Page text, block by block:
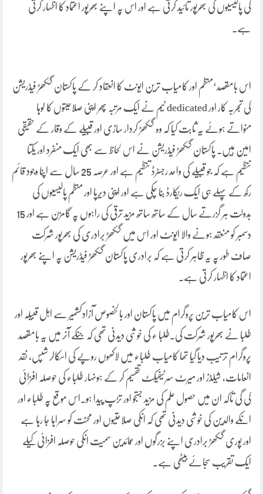
کی پالیسیوں کی بھرپور تائید کرتی ہے اور اس پہ اپنے بھرپور اعتماد کا اظہار کرتی
ہے۔
اس بامقصد‘منظم اور کامیاب ترین ایونٹ کا انعقاد کر کے پاکستان گکھڑ فیڈریشن
کی تجربہ کار اور dedicated ٹیم نے ایک مرتبہ پھر اپنی صلاحیتوں کا لوہا
منواتے ہوئے یہ ثابت کیا کہ وہ گکھڑ کردار سازی اور قبیلے کے وقار کے حقیقی
امین ہیں۔ پاکستان گکھڑ فیڈریشن نے اس لحاظ سے بھی ایک منفرد اور یکتا
تنظیم ہے کہ جو قبیلے کی واحد رجسٹرڈ تنظیم ہے اور عرصہ 25 سال سے اپنا وجود قائم
رکھ کے پہلے ہی ایک ریکارڈ بنا چکی ہے اور اپنی دیرپا اور منظم پالیسیوں کی
بدولت ہر گزرتے سال کے ساتھ ساتھ مزید ترقی کی راہوں پہ گامزن ہے اور 15
دسمبر کو منعقد ہونے والا ایونٹ اور اس میں گکھڑ برادری کی بھرپور شرکت
صاف طور پہ یہ ظاہر کرتی ہے کہ برادری پاکستان گکھڑ فیڈریشن پہ اپنے بھرپور
اعتماد کا اظہار کرتی ہے۔
اس کامیاب ترین پروگرام میں پاکستان اور بالخصوص آزادکشمیر سے اہل قبیلہ اور
طلبا نے بھرپور شرکت کی۔طلبا ء کی خوشی دیدنی تھی کہ جنکے آنر میں یہ بامقصد
پروگرام ترتیب دیا گیا تھا کامیاب طلباء میں لاکھوں روپے کی اسکالر شپس، نقد
انعامات، شیلڈز اور میرٹ سرٹیفیکٹ تقسیم کر کے ہونہار طلباء کی حوصلہ افزائی
کی گی تاکہ ان میں حصول علم کی مزید جستجو اور تڑپ پیدا ہو۔اس موقع پہ طلباء اور
انکے والدین کی خوشی دیدنی تھی کہ انکی صلاحتیوں اور محنت کو سراہا جا رہا ہے
اور پوری گکھڑ برادری اپنے بزرگوں اور عمائدین سمیت انکی حوصلہ افزائی کیلے
ایک تقریب سجائے بیٹھی ہے۔